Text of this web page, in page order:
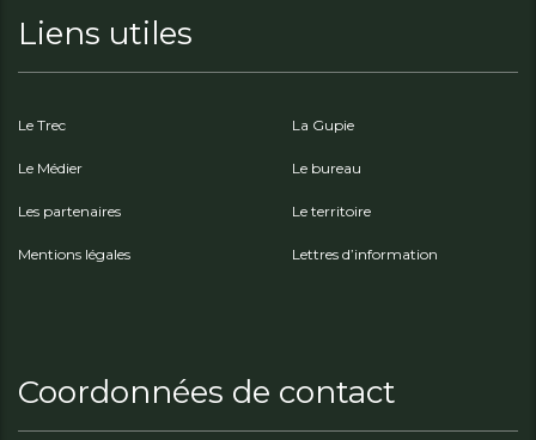
Liens utiles
Le Trec La Gupie
Le Médier Le bureau
Les partenaires Le territoire
Mentions légales Lettres d’information
Coordonnées de contact